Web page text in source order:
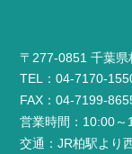
〒277-0851 千葉
TEL：04-7170-
FAX：04-7199-
営業時間：10:00～
交通：JR柏駅より